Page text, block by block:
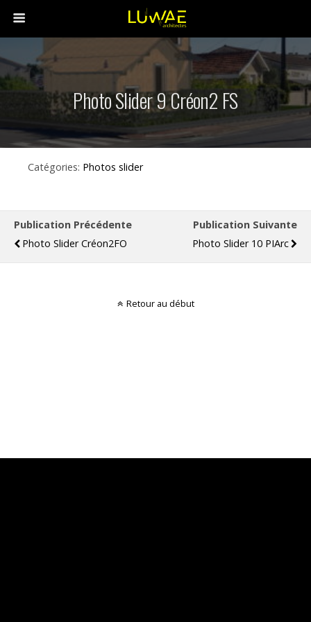
Photo Slider 9 Créon2 FS
Catégories: Photos slider
Publication Précédente
Photo Slider Créon2FO
Publication Suivante
Photo Slider 10 PIArc
Retour au début